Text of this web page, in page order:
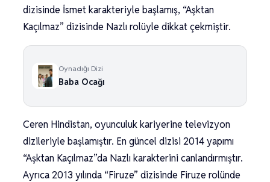
dizisinde İsmet karakteriyle başlamış, “Aşktan
Kaçılmaz” dizisinde Nazlı rolüyle dikkat çekmiştir.
Oynadığı Dizi
Baba Ocağı
Ceren Hindistan, oyunculuk kariyerine televizyon
dizileriyle başlamıştır. En güncel dizisi 2014 yapımı
“Aşktan Kaçılmaz”da Nazlı karakterini canlandırmıştır.
Ayrıca 2013 yılında “Firuze” dizisinde Firuze rolünde